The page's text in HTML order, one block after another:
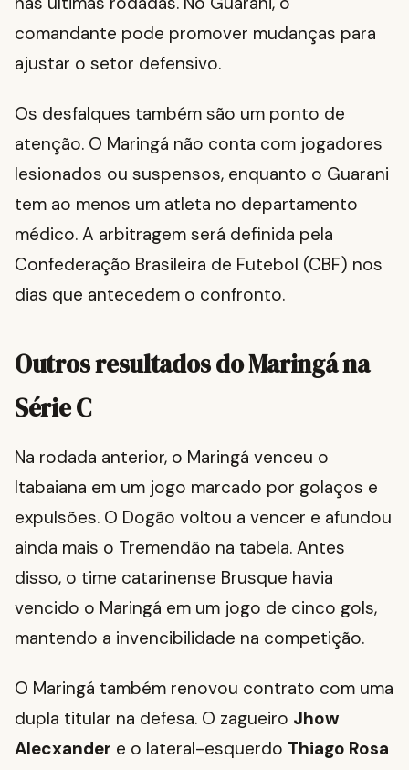
comandante pode promover mudanças para
ajustar o setor defensivo.
Os desfalques também são um ponto de
atenção. O Maringá não conta com jogadores
lesionados ou suspensos, enquanto o Guarani
tem ao menos um atleta no departamento
médico. A arbitragem será definida pela
Confederação Brasileira de Futebol (CBF) nos
dias que antecedem o confronto.
Outros resultados do Maringá na
Série C
Na rodada anterior, o Maringá venceu o
Itabaiana em um jogo marcado por golaços e
expulsões. O Dogão voltou a vencer e afundou
ainda mais o Tremendão na tabela. Antes
disso, o time catarinense Brusque havia
vencido o Maringá em um jogo de cinco gols,
mantendo a invencibilidade na competição.
O Maringá também renovou contrato com uma
dupla titular na defesa. O zagueiro Jhow
Alecxander e o lateral-esquerdo Thiago Rosa